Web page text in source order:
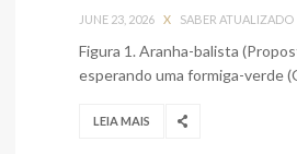
JUNE 23, 2026 X SABER ATUALIZADO
Figura 1. Aranha-balista
esperando uma formiga-verde
LEIA MAIS